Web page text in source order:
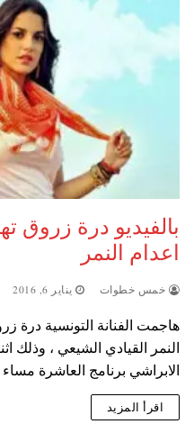
بالفيديو درة زروق
اعدام النمر
خمس خطوات يناير 6, 2016
هاجمت الفنانة التونسية درة
النمر القيادي الشيعي ، وذلك
الابراشي برنامج العاشرة
اقرأ المزيد